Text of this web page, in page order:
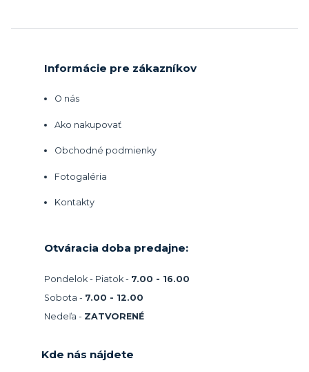
Informácie pre zákazníkov
O nás
Ako nakupovať
Obchodné podmienky
Fotogaléria
Kontakty
Otváracia doba predajne:
Pondelok - Piatok - 7.00 - 16.00
Sobota - 7.00 - 12.00
Nedeľa - ZATVORENÉ
Kde nás nájdete